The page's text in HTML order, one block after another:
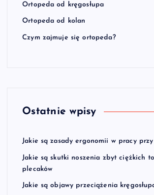
Ortopeda od kręgosłupa
Ortopeda od kolan
Czym zajmuje się ortopeda?
Ostatnie wpisy
Jakie są zasady ergonomii w pracy
Jakie są skutki noszenia zbyt ciężkich
plecaków
Jakie są objawy przeciążenia